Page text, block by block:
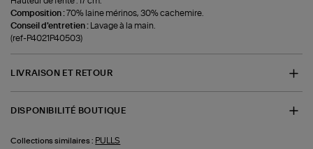
Composition : 70% laine mérinos, 30% cachemire.
Conseil d'entretien : Lavage à la main.
(ref-P4021P40503)
LIVRAISON ET RETOUR
DISPONIBILITÉ BOUTIQUE
Collections similaires : PULLS